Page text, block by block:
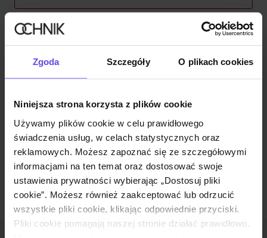
Zgoda Szczegóły O plikach cookies
Niniejsza strona korzysta z plików cookie
Używamy plików cookie w celu prawidłowego
świadczenia usług, w celach statystycznych oraz
reklamowych. Możesz zapoznać się ze szczegółowymi
informacjami na ten temat oraz dostosować swoje
ustawienia prywatności wybierając „Dostosuj pliki
cookie”. Możesz również zaakceptować lub odrzucić
wszystkie pliki cookie, klikając odpowiednie przyciski.
Pliki cookie pomagają naszej stronie działać prawidłowo.
Opis produktu
Szczegóły
Skład i wymiary
Opinie